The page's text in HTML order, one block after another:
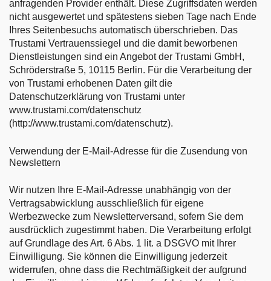
anfragenden Provider enthält. Diese Zugriffsdaten werden
nicht ausgewertet und spätestens sieben Tage nach Ende
Ihres Seitenbesuchs automatisch überschrieben. Das
Trustami Vertrauenssiegel und die damit beworbenen
Dienstleistungen sind ein Angebot der Trustami GmbH,
Schröderstraße 5, 10115 Berlin. Für die Verarbeitung der
von Trustami erhobenen Daten gilt die
Datenschutzerklärung von Trustami unter
www.trustami.com/datenschutz
(http://www.trustami.com/datenschutz).
Verwendung der E-Mail-Adresse für die Zusendung von
Newslettern
Wir nutzen Ihre E-Mail-Adresse unabhängig von der
Vertragsabwicklung ausschließlich für eigene
Werbezwecke zum Newsletterversand, sofern Sie dem
ausdrücklich zugestimmt haben. Die Verarbeitung erfolgt
auf Grundlage des Art. 6 Abs. 1 lit. a DSGVO mit Ihrer
Einwilligung. Sie können die Einwilligung jederzeit
widerrufen, ohne dass die Rechtmäßigkeit der aufgrund